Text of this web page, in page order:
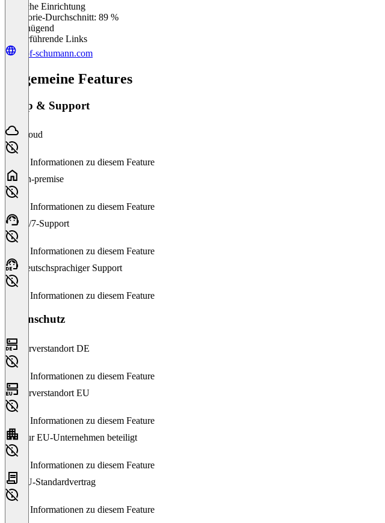
Einfache Einrichtung
Kategorie-Durchschnitt: 89 %
Ungenügend
Weiterführende Links
prof-schumann.com
Allgemeine Features
Setup & Support
Cloud
Keine Informationen zu diesem Feature
On-premise
Keine Informationen zu diesem Feature
24/7-Support
Keine Informationen zu diesem Feature
Deutschsprachiger Support
Keine Informationen zu diesem Feature
Datenschutz
Serverstandort DE
Keine Informationen zu diesem Feature
Serverstandort EU
Keine Informationen zu diesem Feature
Nur EU-Unternehmen beteiligt
Keine Informationen zu diesem Feature
EU-Standardvertrag
Keine Informationen zu diesem Feature